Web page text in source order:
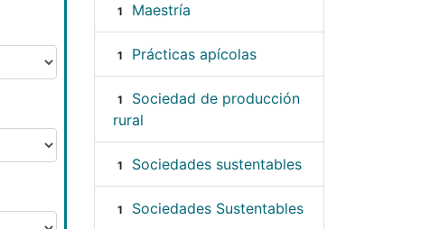
1 Maestría
1 Prácticas apícolas
1
Sociedad de producción
rural
1 Sociedades sustentables
1 Sociedades Sustentables